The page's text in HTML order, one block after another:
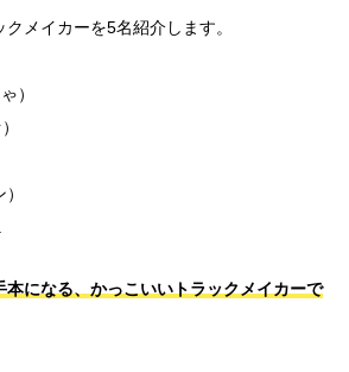
メイカーを5名紹介します。
）
本になる、かっこいいトラックメイカーで